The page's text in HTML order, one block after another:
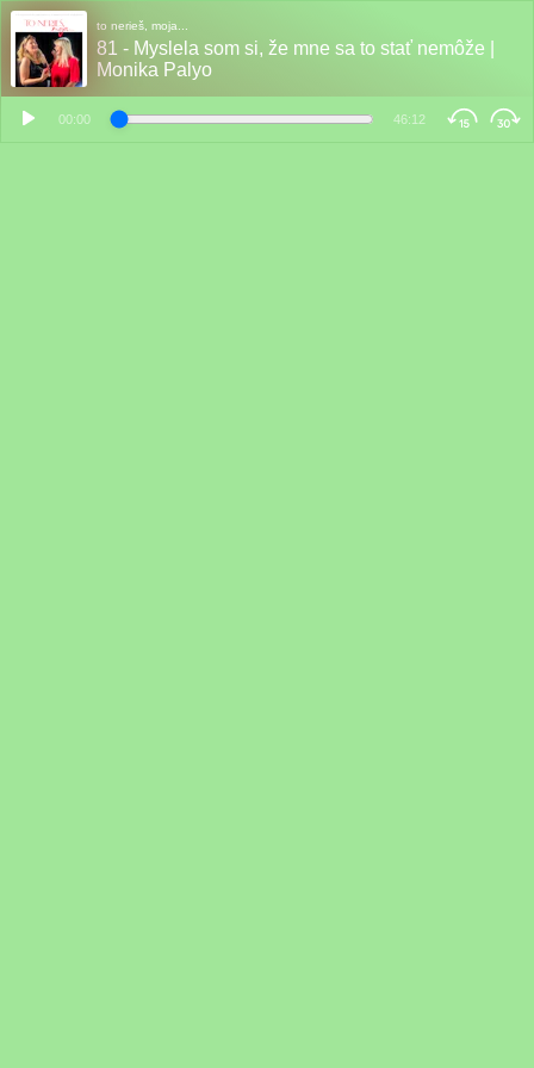
to nerieš, moja...
81 - Myslela som si, že mne sa to stať nemôže |
Monika Palyo
00:00 46:12